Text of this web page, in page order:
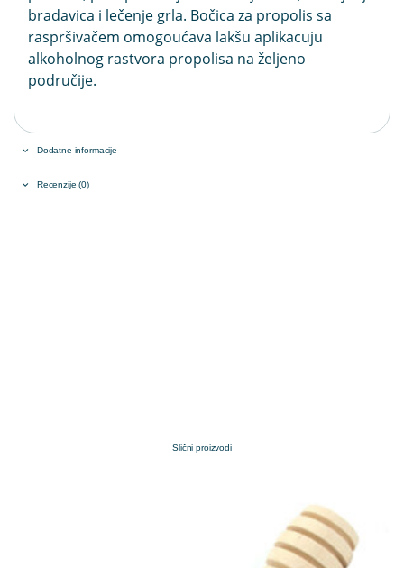
bradavica i lečenje grla. Bočica za propolis sa
raspršivačem omogoućava lakšu aplikacuju
alkoholnog rastvora propolisa na željeno
područije.
Dodatne informacije
Recenzije (0)
Slični proizvodi